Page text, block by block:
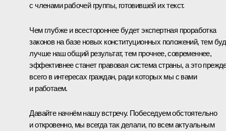
с членами рабочей группы, готовившей их текст.
Чем глубже и всестороннее будет экспертная проработка
законов на базе новых конституционных положений, тем
лучше наш общий результат, тем прочнее, современнее,
эффективнее станет правовая система страны, а это
всего в интересах граждан, ради которых мы с вами
и работаем.
Давайте начнём нашу встречу. Побеседуем обстоятельно
и откровенно, мы всегда так делали, по всем актуальным